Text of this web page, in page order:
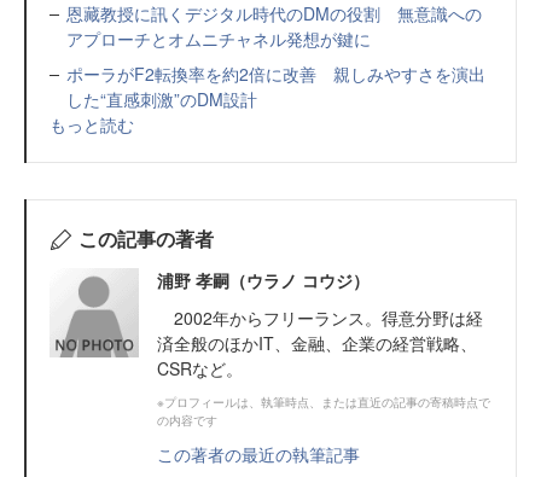
恩藏教授に訊くデジタル時代のDMの役割 無意識への
アプローチとオムニチャネル発想が鍵に
ポーラがF2転換率を約2倍に改善 親しみやすさを演出
した“直感刺激”のDM設計
もっと読む
この記事の著者
浦野 孝嗣（ウラノ コウジ）
2002年からフリーランス。得意分野は経
済全般のほかIT、金融、企業の経営戦略、
CSRなど。
※プロフィールは、執筆時点、または直近の記事の寄稿時点で
の内容です
この著者の最近の執筆記事